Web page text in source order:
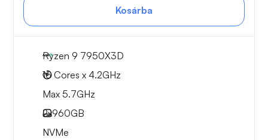
Kosárba
Ryzen 9 7950X3D
16 Cores x 4.2GHz
Max 5.7GHz
2x960GB
NVMe